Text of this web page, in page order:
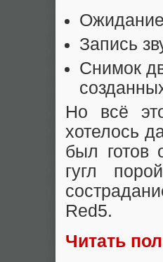
Запись
Снимок
Но всё
хотелось
был готов
гугл
Red5.
Читать